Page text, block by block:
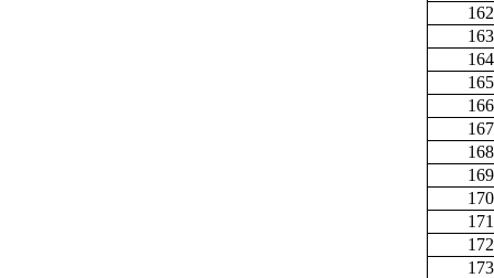
162
163
164
165
166
167
168
169
170
171
172
173